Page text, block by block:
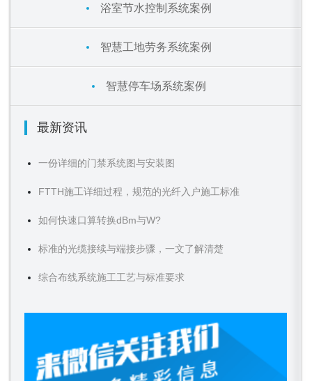
浴室节水控制系统案例
智慧工地劳务系统案例
智慧停车场系统案例
最新资讯
一份详细的门禁系统图与安装图
FTTH施工详细过程，规范的光纤入户施工标准
如何快速口算转换dBm与W?
标准的光缆接续与端接步骤，一文了解清楚
综合布线系统施工工艺与标准要求